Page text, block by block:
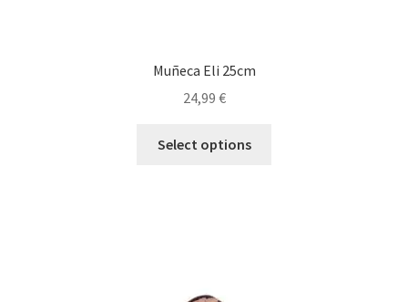
Muñeca Eli 25cm
24,99 €
Select options